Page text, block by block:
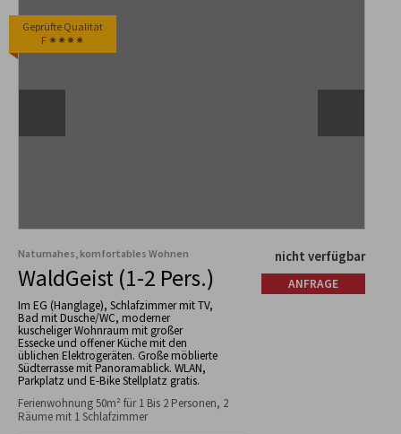
Geprüfte Qualität
F ✷✷✷✷
Naturnahes, komfortables Wohnen
WaldGeist (1-2 Pers.)
Im EG (Hanglage), Schlafzimmer mit TV,
Bad mit Dusche/WC, moderner
kuscheliger Wohnraum mit großer
Essecke und offener Küche mit den
üblichen Elektrogeräten. Große möblierte
Südterrasse mit Panoramablick. WLAN,
Parkplatz und E-Bike Stellplatz gratis.
Ferienwohnung 50m² für 1 Bis 2 Personen, 2
Räume mit 1 Schlafzimmer
nicht verfügbar
ANFRAGE